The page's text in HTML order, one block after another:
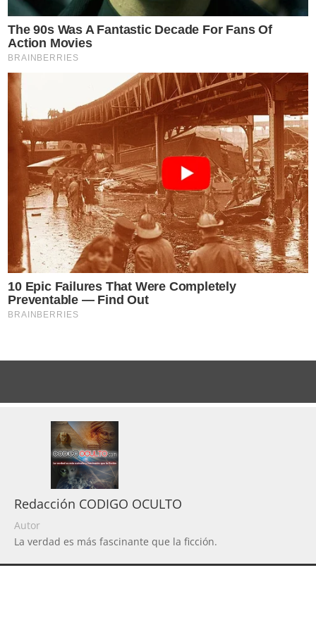
Redacción CODIGO OCULTO
Autor
La verdad es más fascinante que la ficción.